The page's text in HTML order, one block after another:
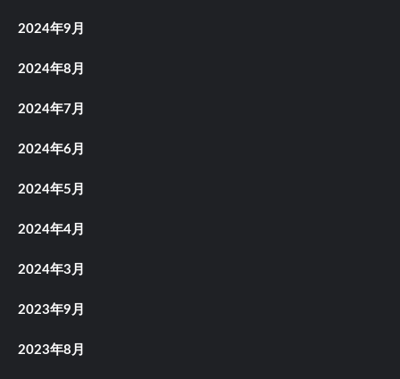
2024年9月
2024年8月
2024年7月
2024年6月
2024年5月
2024年4月
2024年3月
2023年9月
2023年8月